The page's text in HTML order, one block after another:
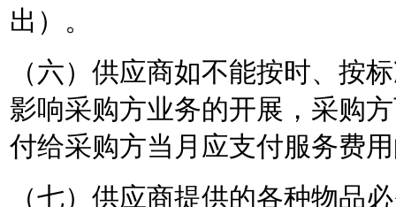
出）。
（六）供应商如不能按时、按
影响采购方业务的开展，采购
付给采购方当月应支付服务费
（七）供应商提供的各种物品